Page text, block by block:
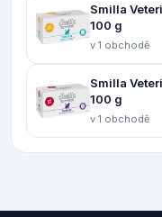
Smilla
100 g
v 1 obchodě
Smilla
100 g
v 1 obchodě